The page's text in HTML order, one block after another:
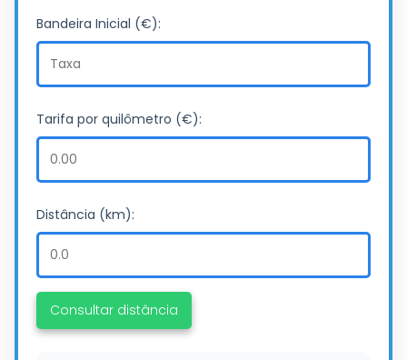
Bandeira Inicial (€):
Tarifa por quilômetro (€):
Distância (km):
Consultar distância